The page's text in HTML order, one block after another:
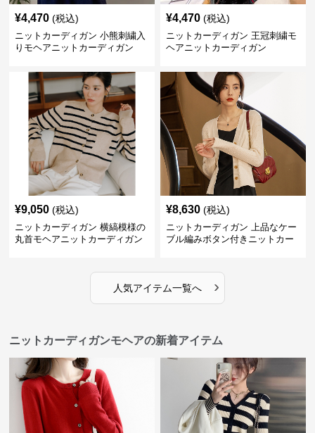
¥4,470 (税込)
ニットカーディガン 小熊刺繍入
りモヘアニットカーディガン
¥4,470 (税込)
ニットカーディガン 王冠刺繍モ
ヘアニットカーディガン
¥9,050 (税込)
ニットカーディガン 横縞模様の
丸首モヘアニットカーディガン
¥8,630 (税込)
ニットカーディガン 上品なケー
ブル編みボタン付きニットカー
人気アイテム一覧へ ›
ニットカーディガンモヘアの新着アイテム